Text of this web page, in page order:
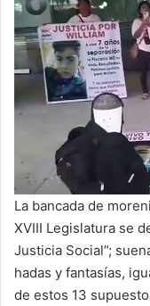
La bancada de
XVIII Legislatura se
Justicia Social”;
hadas y fantasías,
de estos 13